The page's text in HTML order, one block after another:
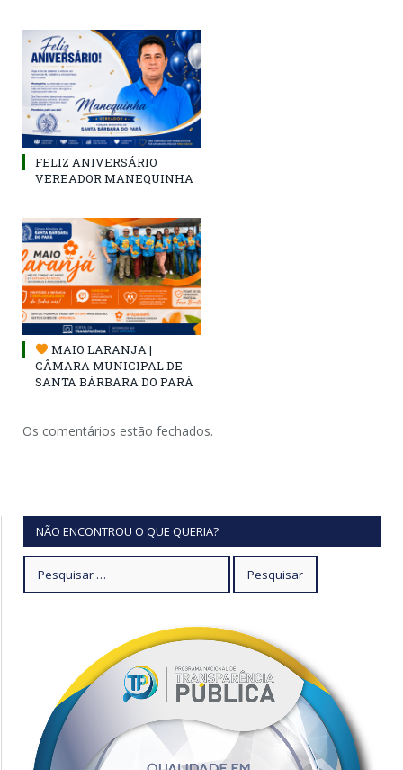
FELIZ ANIVERSÁRIO
VEREADOR MANEQUINHA
MAIO LARANJA |
CÂMARA MUNICIPAL DE
SANTA BÁRBARA DO PARÁ
Os comentários estão fechados.
NÃO ENCONTROU O QUE QUERIA?